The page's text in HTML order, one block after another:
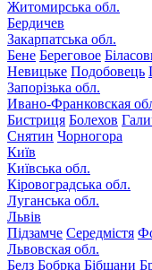
Житомирська обл.
Бердичев
Закарпатська обл.
Бене Береговое
Невицьке Подобовець
Запорізька обл.
Ивано-Франковская
Бистриця Болехов
Снятин Чорногора
Київ
Київська обл.
Кіровоградська обл.
Луганська обл.
Львів
Підзамче Середмістя
Львовская обл.
Белз Бобрка Бібщани